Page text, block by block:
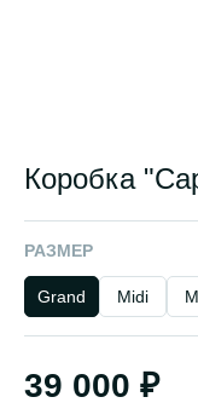
Коробка
РАЗМЕР
Grand Midi
39 000 ₽